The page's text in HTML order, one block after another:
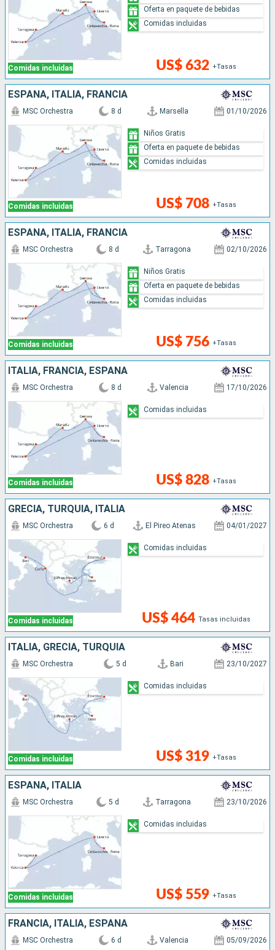
Comidas incluidas US$ 632 +Tasas
Oferta en paquete de bebidas
Comidas incluidas
ESPAÑA, ITALIA, FRANCIA
Comidas incluidas
MSC Orchestra 8 d Marsella 01/10/2026
US$ 708 +Tasas
Niños Gratis
Oferta en paquete de bebidas
Comidas incluidas
ESPAÑA, ITALIA, FRANCIA
Comidas incluidas
MSC Orchestra 8 d Tarragona 02/10/2026
US$ 756 +Tasas
Niños Gratis
Oferta en paquete de bebidas
Comidas incluidas
ITALIA, FRANCIA, ESPAÑA
Comidas incluidas
MSC Orchestra 8 d Valencia 17/10/2026
US$ 828 +Tasas
Comidas incluidas
GRECIA, TURQUÍA, ITALIA
Comidas incluidas
MSC Orchestra 6 d El Pireo Atenas 04/01/2027
US$ 464 Tasas incluidas
Comidas incluidas
ITALIA, GRECIA, TURQUÍA
Comidas incluidas
MSC Orchestra 5 d Bari 23/10/2027
US$ 319 +Tasas
Comidas incluidas
ESPAÑA, ITALIA
Comidas incluidas
MSC Orchestra 5 d Tarragona 23/10/2026
US$ 559 +Tasas
Comidas incluidas
FRANCIA, ITALIA, ESPAÑA
MSC Orchestra 6 d Valencia 05/09/2026